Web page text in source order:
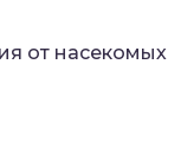
от насекомых